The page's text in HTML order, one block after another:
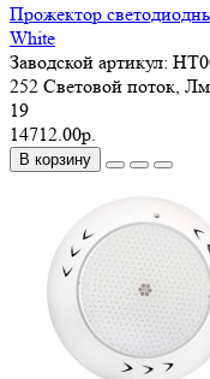
Прожектор
White
Заводской артикул:
252 Световой поток,
19
14712.00р.
В корзину